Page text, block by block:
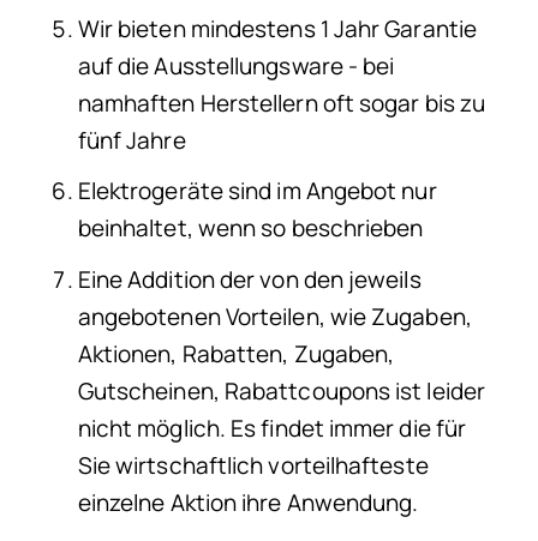
Wir bieten mindestens 1 Jahr Garantie
auf die Ausstellungsware - bei
namhaften Herstellern oft sogar bis zu
fünf Jahre
Elektrogeräte sind im Angebot nur
beinhaltet, wenn so beschrieben
Eine Addition der von den jeweils
angebotenen Vorteilen, wie Zugaben,
Aktionen, Rabatten, Zugaben,
Gutscheinen, Rabattcoupons ist leider
nicht möglich. Es findet immer die für
Sie wirtschaftlich vorteilhafteste
einzelne Aktion ihre Anwendung.